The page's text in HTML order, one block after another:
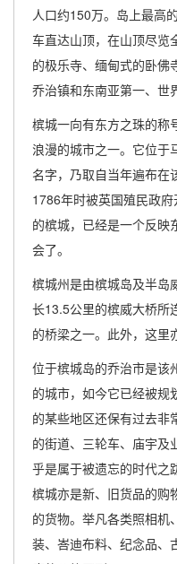
人口约150万。岛上最高
车直达山顶，在山顶尽览
的极乐寺、缅甸式的卧佛
乔治镇和东南亚第一、世
槟城一向有东方之珠的称
浪漫的城市之一。它位于
名字，乃取自当年遍布在
1786年时被英国殖民政
的槟城，已经是一个反映
会了。
槟城州是由槟城岛及半岛
长13.5公里的槟威大桥所
的桥梁之一。此外，这里
位于槟城岛的乔治市是该
的城市，如今它已经被规
的某些地区还保有过去非
的街道、三轮车、庙宇及
乎是属于被遗忘的时代之
槟城亦是新、旧货品的购
的货物。举凡各类照相机
装、峇迪布料、纪念品、